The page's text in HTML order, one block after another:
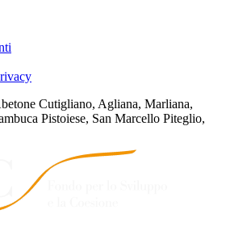
Cutigliano, Agliana, Marliana,
Pistoiese, San Marcello Piteglio,